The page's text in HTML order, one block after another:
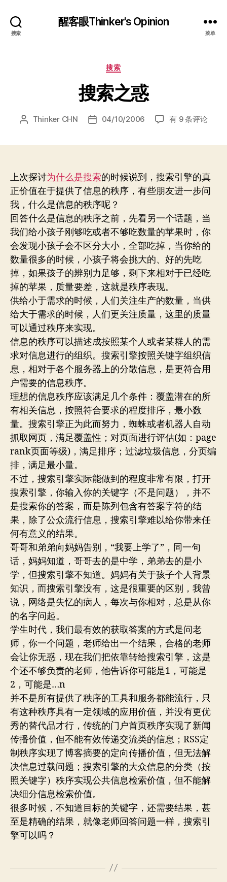
搜索
醒客眼Thinker's Opinion
菜单
分
搜索
搜索之惑
文 Thinker CHN
发 04/10/2006
搜
有 9 条评论
上次探讨为什么是搜索的时候说到，搜索引擎的真
正价值在于提供了信息的秩序，有些朋友进一步问
我，什么是信息的秩序呢？
回答什么是信息的秩序之前，先看另一个话题，当
我们给小孩子刚够吃或者不够吃数量的苹果时，你
会发现小孩子会不区分大小，全部吃掉，当你给的
数量很多的时候，小孩子将会挑大的、好的先吃
掉，如果孩子的辨别力足够，剩下来相对于已经吃
掉的苹果，质量要差，这就是秩序表现。
供给小于需求的时候，人们关注生产的数量，当供
给大于需求的时候，人们更关注质量，这里的质量
可以通过秩序来实现。
信息的秩序可以描述成按照某个人或者某群人的需
求对信息进行的组织。搜索引擎按照关键字组织信
息，相对于各个服务器上的分散信息，是更符合用
户需要的信息秩序。
理想的信息秩序应该满足几个条件：覆盖潜在的所
有相关信息，按照符合要求的程度排序，最小数
量。搜索引擎正为此而努力，蜘蛛或者机器人自动
抓取网页，满足覆盖性；对页面进行评估(如：page
rank页面等级)，满足排序；过滤垃圾信息，分页编
排，满足最小量。
不过，搜索引擎实际能做到的程度非常有限，打开
搜索引擎，你输入你的关键字（不是问题），并不
是搜索你的答案，而是陈列包含有答案字符的结
果，除了公众流行信息，搜索引擎难以给你带来任
何有意义的结果。
哥哥和弟弟向妈妈告别，“我要上学了”，同一句
话，妈妈知道，哥哥去的是中学，弟弟去的是小
学，但搜索引擎不知道。妈妈有关于孩子个人背景
知识，而搜索引擎没有，这是很重要的区别，我曾
说，网络是失忆的病人，每次与你相对，总是从你
的名字问起。
学生时代，我们最有效的获取答案的方式是问老
师，你一个问题，老师给出一个结果，合格的老师
会让你无惑，现在我们把依靠转给搜索引擎，这是
个还不够负责的老师，他告诉你可能是1，可能是
2，可能是…n
并不是所有提供了秩序的工具和服务都能流行，只
有这种秩序具有一定领域的应用价值，并没有更优
秀的替代品才行，传统的门户首页秩序实现了新闻
传播价值，但不能有效传递交流类的信息；RSS定
制秩序实现了博客摘要的定向传播价值，但无法解
决信息过载问题；搜索引擎的大众信息的分类（按
照关键字）秩序实现公共信息检索价值，但不能解
决细分信息检索价值。
很多时候，不知道目标的关键字，还需要结果，甚
至是精确的结果，就像老师回答问题一样，搜索引
擎可以吗？